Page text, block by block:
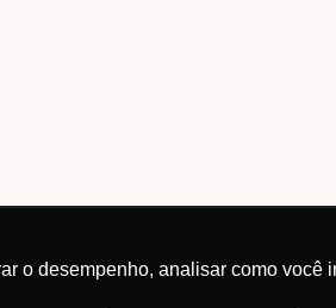
o desempenho, analisar como você